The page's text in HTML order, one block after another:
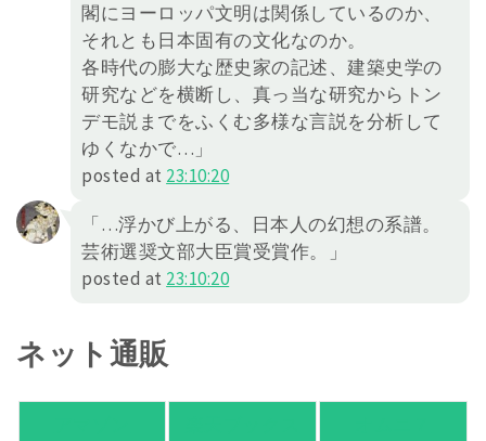
閣にヨーロッパ文明は関係しているのか、
それとも日本固有の文化なのか。
各時代の膨大な歴史家の記述、建築史学の
研究などを横断し、真っ当な研究からトン
デモ説までをふくむ多様な言説を分析して
ゆくなかで…」
posted at 23:10:20
「…浮かび上がる、日本人の幻想の系譜。
芸術選奨文部大臣賞受賞作。」
posted at 23:10:20
ネット通販